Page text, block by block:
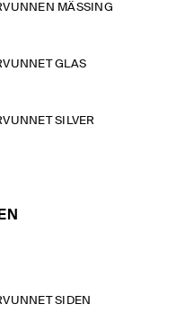
MÄSSING
GLAS
SILVER
SIDEN